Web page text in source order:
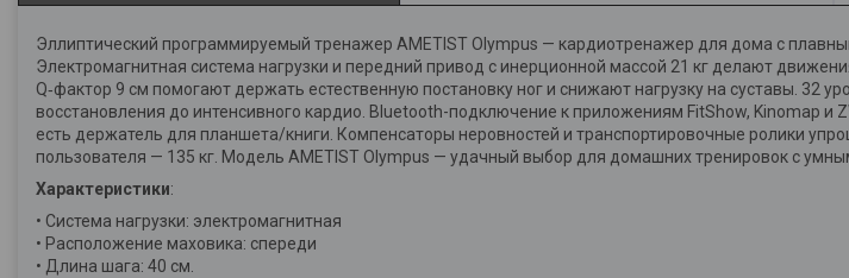
Эллиптический программируемый тренажер AMETIST Olympus — кардиотренажер для дома с
Электромагнитная система нагрузки и передний привод с инерционной массой 21 кг делают
Q‑фактор 9 см помогают держать естественную постановку ног и снижают нагрузку на суставы. 32
восстановления до интенсивного кардио. Bluetooth-подключение к приложениям FitShow, Kinomap и
есть держатель для планшета/книги. Компенсаторы неровностей и транспортировочные ролики
пользователя — 135 кг. Модель AMETIST Olympus — удачный выбор для домашних тренировок с
Характеристики:
• Система нагрузки: электромагнитная
• Расположение маховика: спереди
• Длина шага: 40 см.